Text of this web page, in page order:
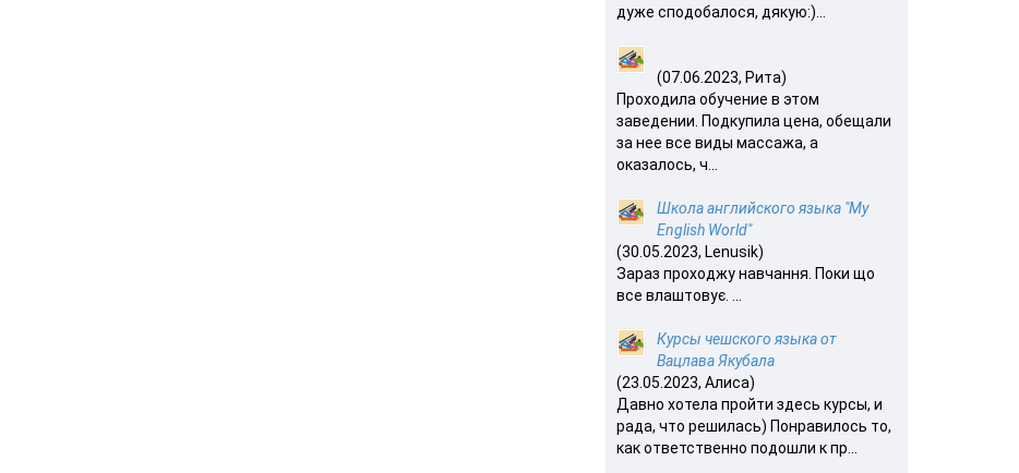
дуже сподобалося, дякую:)...
(07.06.2023, Рита)
Проходила обучение в этом
заведении. Подкупила цена, обещали
за нее все виды массажа, а
оказалось, ч...
Школа английского языка "My
English World"
(30.05.2023, Lenusik)
Зараз проходжу навчання. Поки що
все влаштовує. ...
Курсы чешского языка от
Вацлава Якубала
(23.05.2023, Алиса)
Давно хотела пройти здесь курсы, и
рада, что решилась) Понравилось то,
как ответственно подошли к пр...